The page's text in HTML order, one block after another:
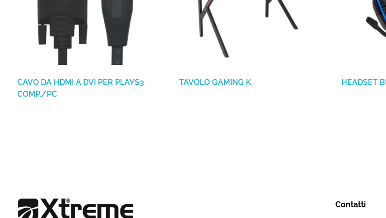
CAVO DA HDMI A DVI PER PLAYS3
COMP./PC
TAVOLO GAMING K HEADSET
Contatti